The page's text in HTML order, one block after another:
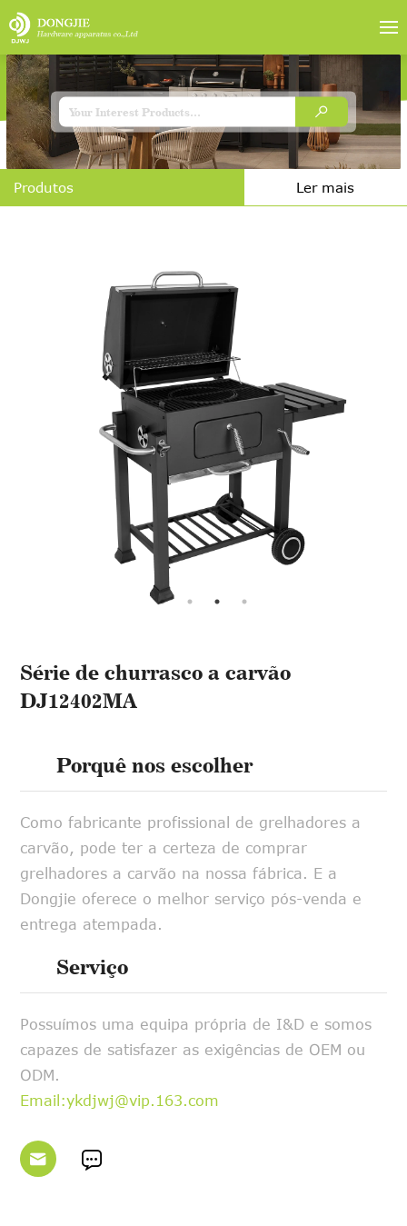
Produtos Ler mais
Série de churrasco a carvão
DJ12402MA
Porquê nos escolher
Como fabricante profissional de grelhadores a
carvão, pode ter a certeza de comprar
grelhadores a carvão na nossa fábrica. E a
Dongjie oferece o melhor serviço pós-venda e
entrega atempada.
Serviço
Possuímos uma equipa própria de I&D e somos
capazes de satisfazer as exigências de OEM ou
ODM.
Email:ykdjwj@vip.163.com
 